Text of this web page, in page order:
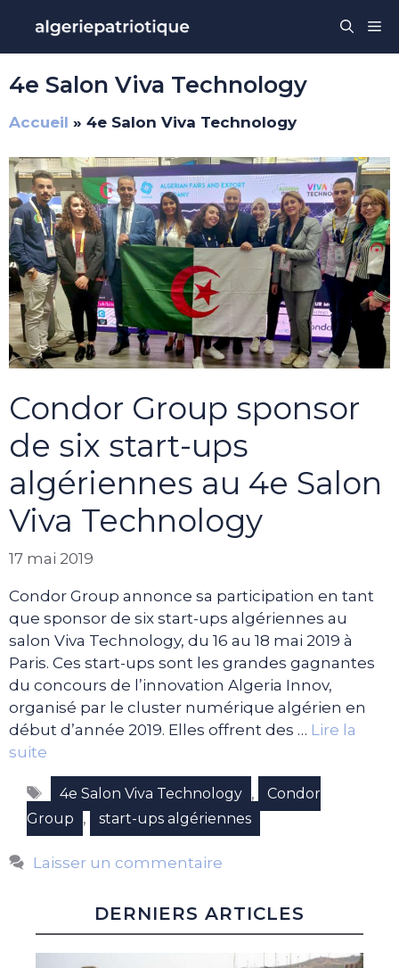
contenu
4e Salon Viva Technology
Accueil » 4e Salon Viva Technology
Condor Group sponsor
de six start-ups
algériennes au 4e Salon
Viva Technology
17 mai 2019
Condor Group annonce sa participation en tant
que sponsor de six start-ups algériennes au
salon Viva Technology, du 16 au 18 mai 2019 à
Paris. Ces start-ups sont les grandes gagnantes
du concours de l’innovation Algeria Innov,
organisé par le cluster numérique algérien en
début d’année 2019. Elles offrent des … Lire la
suite
Étiquettes
4e Salon Viva Technology ,
Condor
Group
, start-ups algériennes
Laisser un commentaire
DERNIERS ARTICLES